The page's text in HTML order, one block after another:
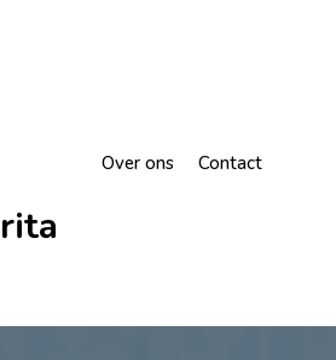
Over ons Contact